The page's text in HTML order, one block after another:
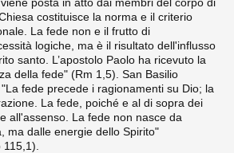
co­stituisce la norma e il criterio
La fede non e il frutto di
logiche, ma è il risulta­to dell'influsso
santo. L’apostolo Paolo ha ricevuto la
della fede" (Rm 1,5). San Basilio
fede precede i ragionamenti su Dio; la
La fede, poiché e al di sopra dei
all'assenso. La fede non nasce da
ma dalle energie dello Spirito"